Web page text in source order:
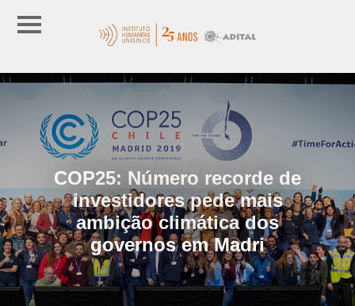
COP25: Número recorde de
investidores pede mais
ambição climática dos
governos em Madri